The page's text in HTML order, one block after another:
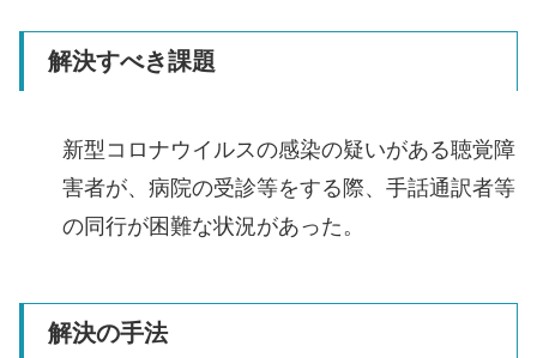
解決すべき課題
新型コロナウイルスの感染の疑いがある聴覚障
害者が、病院の受診等をする際、手話通訳者等
の同行が困難な状況があった。
解決の手法